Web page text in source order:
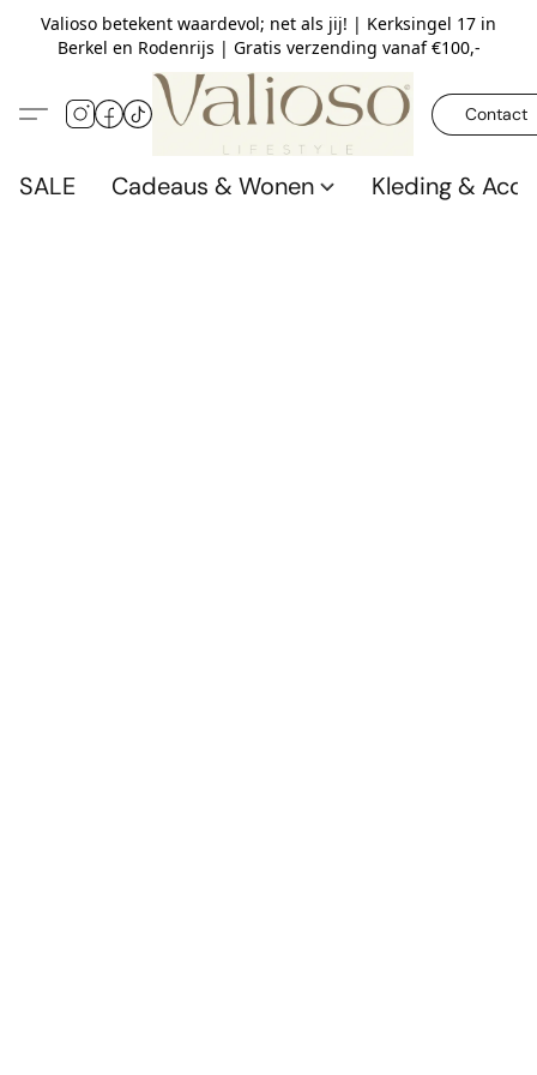
Valioso betekent waardevol; net als jij! | Kerksingel 17 in
Berkel en Rodenrijs | Gratis verzending vanaf €100,-
Contact
SALE Cadeaus & Wonen Kleding &